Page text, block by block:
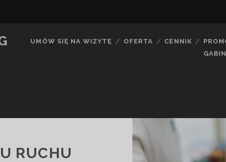
UMÓW SIĘ NA WIZYTĘ OFERTA CENNIK
RUCHU